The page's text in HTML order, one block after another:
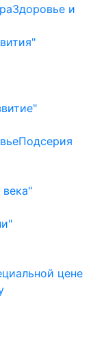
Здоровье и
Подсерия
цене